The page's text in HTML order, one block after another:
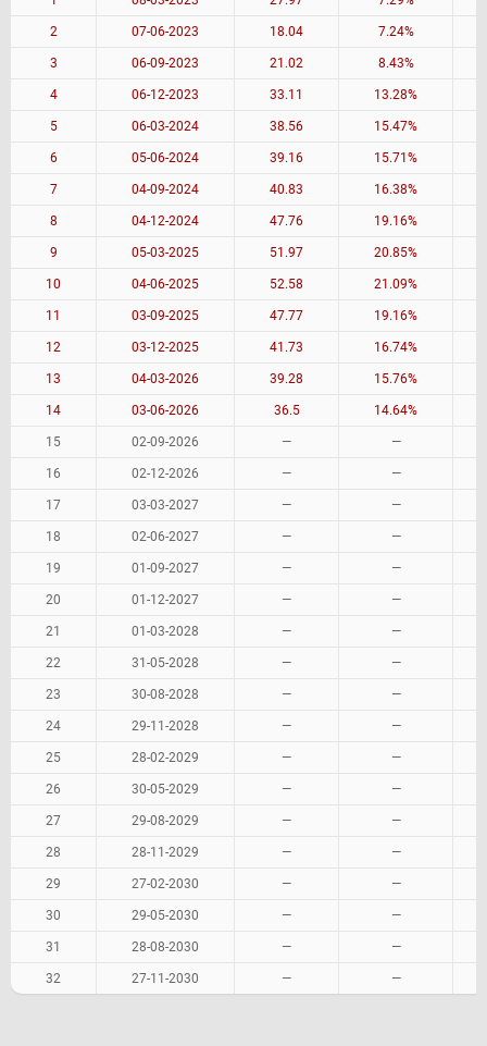
2 07-06-2023 18.04 7.24%
3 06-09-2023 21.02 8.43%
4 06-12-2023 33.11 13.28%
5 06-03-2024 38.56 15.47%
6 05-06-2024 39.16 15.71%
7 04-09-2024 40.83 16.38%
8 04-12-2024 47.76 19.16%
9 05-03-2025 51.97 20.85%
10 04-06-2025 52.58 21.09%
11 03-09-2025 47.77 19.16%
12 03-12-2025 41.73 16.74%
13 04-03-2026 39.28 15.76%
14 03-06-2026 36.5 14.64%
15 02-09-2026 — —
16 02-12-2026 — —
17 03-03-2027 — —
18 02-06-2027 — —
19 01-09-2027 — —
20 01-12-2027 — —
21 01-03-2028 — —
22 31-05-2028 — —
23 30-08-2028 — —
24 29-11-2028 — —
25 28-02-2029 — —
26 30-05-2029 — —
27 29-08-2029 — —
28 28-11-2029 — —
29 27-02-2030 — —
30 29-05-2030 — —
31 28-08-2030 — —
32 27-11-2030 — —